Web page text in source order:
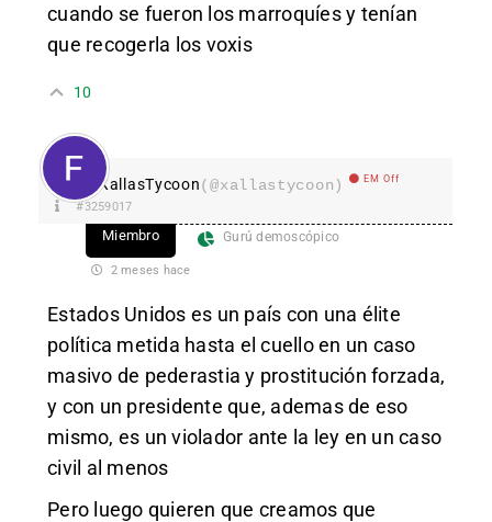
cuando se fueron los marroquíes y tenían
que recogerla los voxis
10
XallasTycoon(@xallastycoon) EM Off
#3259017
Miembro Gurú demoscópico
2 meses hace
Estados Unidos es un país con una élite
política metida hasta el cuello en un caso
masivo de pederastia y prostitución forzada,
y con un presidente que, ademas de eso
mismo, es un violador ante la ley en un caso
civil al menos
Pero luego quieren que creamos que